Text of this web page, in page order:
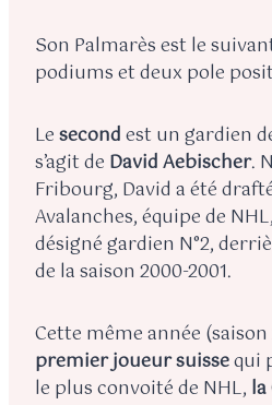
Son Palmarès est le
podiums et deux pole
Lesecondest un gardien
s’agit de David Aebischer.
Fribourg, David a été
Avalanches, équipe de
désigné gardien N°2,
de la saison 2000-2001.
Cette même année (saison
premier joueur suissequi
le plus convoité de NHL,